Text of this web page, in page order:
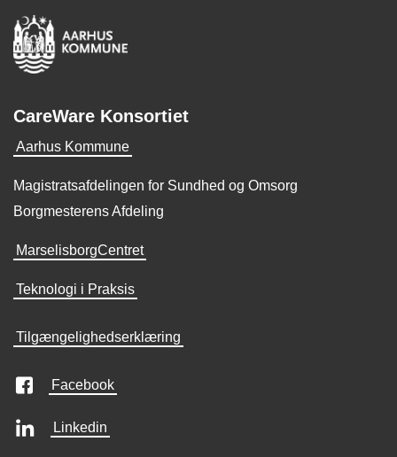
CareWare Konsortiet
Aarhus Kommune
Magistratsafdelingen for Sundhed og Omsorg
Borgmesterens Afdeling
MarselisborgCentret
Teknologi i Praksis
Tilgængelighedserklæring
Facebook
Linkedin